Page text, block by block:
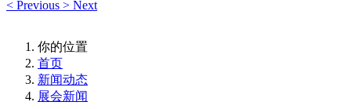
< Previous > Next
你的位置
首页
新闻动态
展会新闻